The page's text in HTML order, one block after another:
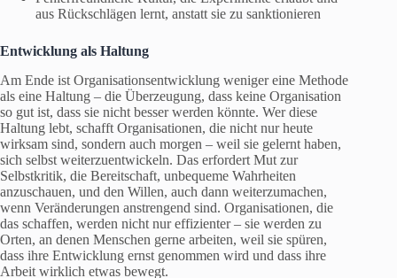
aus Rückschlägen lernt, anstatt sie zu sanktionieren
Entwicklung als Haltung
Am Ende ist Organisationsentwicklung weniger eine Methode
als eine Haltung – die Überzeugung, dass keine Organisation
so gut ist, dass sie nicht besser werden könnte. Wer diese
Haltung lebt, schafft Organisationen, die nicht nur heute
wirksam sind, sondern auch morgen – weil sie gelernt haben,
sich selbst weiterzuentwickeln. Das erfordert Mut zur
Selbstkritik, die Bereitschaft, unbequeme Wahrheiten
anzuschauen, und den Willen, auch dann weiterzumachen,
wenn Veränderungen anstrengend sind. Organisationen, die
das schaffen, werden nicht nur effizienter – sie werden zu
Orten, an denen Menschen gerne arbeiten, weil sie spüren,
dass ihre Entwicklung ernst genommen wird und dass ihre
Arbeit wirklich etwas bewegt.